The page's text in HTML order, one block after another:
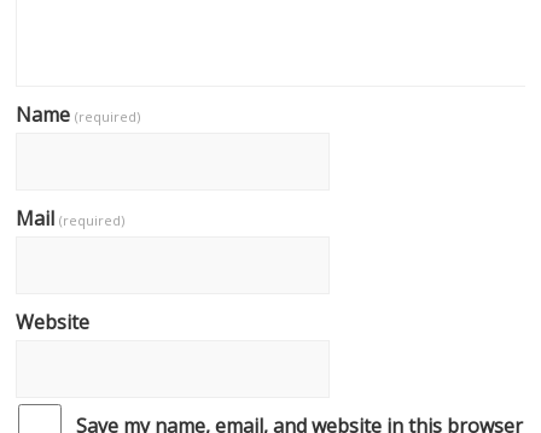
Name(required)
Mail(required)
Website
Save my name, email, and website in this browser